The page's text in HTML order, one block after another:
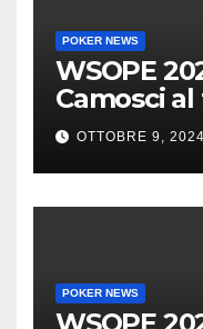
POKER NEWS
WSOPE
Camosci
Main, vai
OTTOBRE 9, 2024
POKER NEWS